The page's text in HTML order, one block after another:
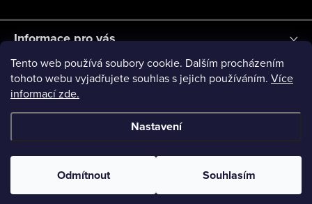
Tento web používá soubory cookie. Dalším procházením
tohoto webu vyjadřujete souhlas s jejich používáním. Více
informací zde.
Nastavení
Odmítnout Souhlasím
Informace pro vás
Blog
Novinky
Copyright 2026PRIMA BUTIK. Všechna práva vyhrazena.